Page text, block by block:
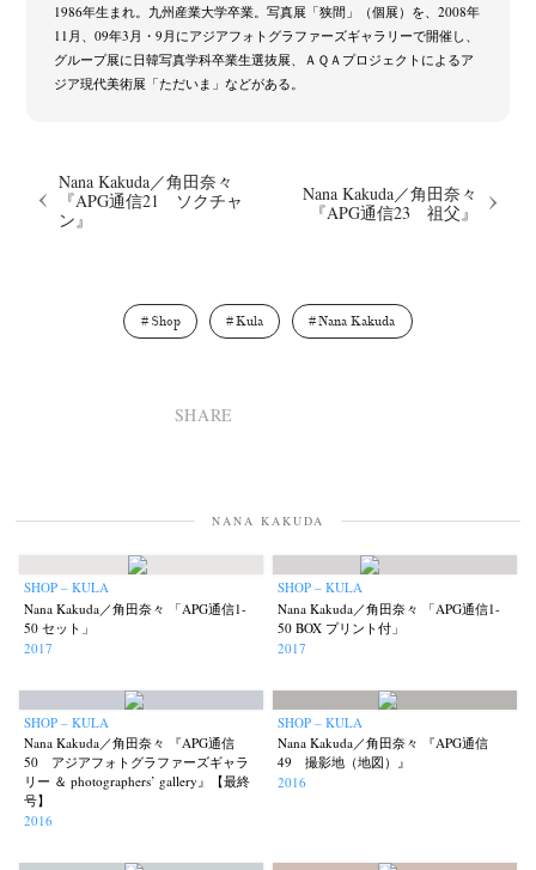
Untitled Records (41) Workshop (5) Yu Shinoda (7) Yuki Kasama
1986年生まれ。九州産業大学卒業。写真展「狭間」（個展）を、2008年
11月、09年3月・9月にアジアフォトグラファーズギャラリーで開催し、
グループ展に日韓写真学科卒業生選抜展、ＡＱＡプロジェクトによるア
ジア現代美術展「ただいま」などがある。
Nana Kakuda／角田奈々
『APG通信21 ソクチャ
ン』
Nana Kakuda／角田奈々
『APG通信23 祖父』
Shop Kula Nana Kakuda
SHARE
NANA KAKUDA
SHOP – KULA
Nana Kakuda／角田奈々 「APG通信1-
50 セット」
2017
SHOP – KULA
Nana Kakuda／角田奈々 「APG通信1-
50 BOX プリント付」
2017
SHOP – KULA
Nana Kakuda／角田奈々 『APG通信
50 アジアフォトグラファーズギャラ
リー ＆ photographers’ gallery』【最終
号】
2016
SHOP – KULA
Nana Kakuda／角田奈々 『APG通信
49 撮影地（地図）』
2016